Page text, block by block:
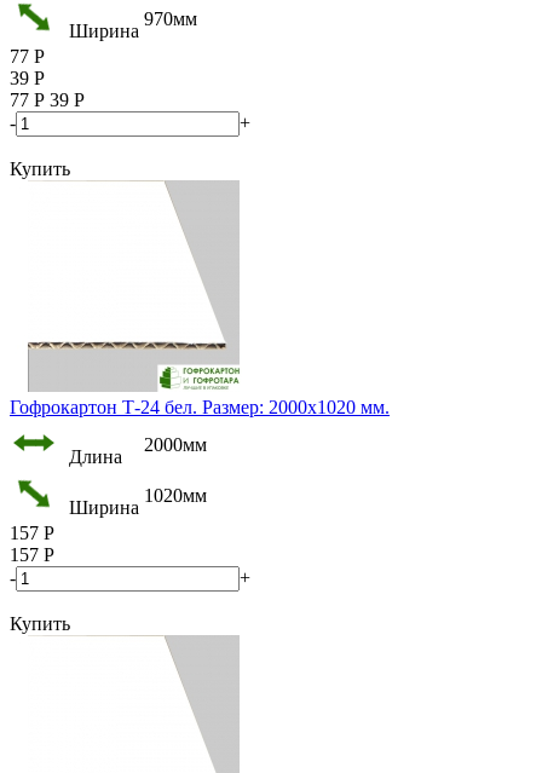
Ширина
970мм
77 Р
39 Р
77 Р 39 Р
-
+
Купить
Гофрокартон Т-24 бел. Размер: 2000х1020 мм.
Длина
2000мм
Ширина
1020мм
157 Р
157 Р
-
+
Купить